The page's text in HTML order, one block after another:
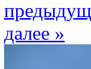
далее »